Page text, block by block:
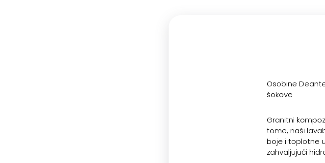
Osobine
šokove
Granitni
tome, naši
boje i toplotne
zahvaljujući